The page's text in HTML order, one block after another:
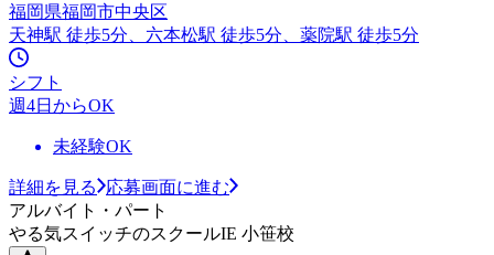
福岡県福岡市中央区
天神駅 徒歩5分、六本松駅 徒歩5分、薬院駅 徒歩5分
シフト
週4日からOK
未経験OK
詳細を見る
応募画面に進む
アルバイト・パート
やる気スイッチのスクールIE 小笹校